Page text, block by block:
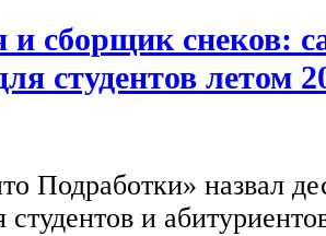
и сборщик снеков:
студентов летом
Подработки» назвал
студентов и